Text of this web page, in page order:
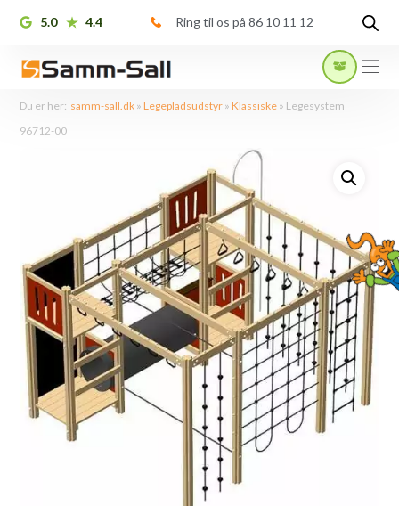
5.0 4.4 Ring til os på 86 10 11 12
Du er her: samm-sall.dk »Legepladsudstyr »Klassiske » Legesystem
96712-00